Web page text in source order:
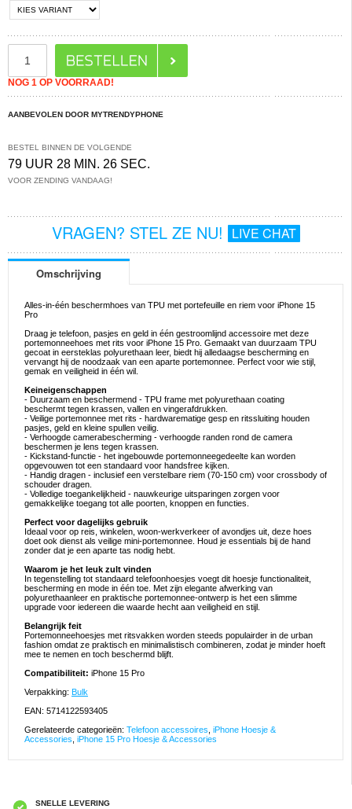
NOG 1 OP VOORRAAD!
AANBEVOLEN DOOR MYTRENDYPHONE
BESTEL BINNEN DE VOLGENDE
79 UUR 28 MIN. 26 SEC.
VOOR ZENDING VANDAAG!
VRAGEN? STEL ZE NU! LIVE CHAT
Omschrijving
Alles-in-één beschermhoes van TPU met portefeuille en riem voor iPhone 15
Pro
Draag je telefoon, pasjes en geld in één gestroomlijnd accessoire met deze
portemonneehoes met rits voor iPhone 15 Pro. Gemaakt van duurzaam TPU
gecoat in eersteklas polyurethaan leer, biedt hij alledaagse bescherming en
vervangt hij de noodzaak van een aparte portemonnee. Perfect voor wie stijl,
gemak en veiligheid in één wil.
Keineigenschappen
- Duurzaam en beschermend - TPU frame met polyurethaan coating
beschermt tegen krassen, vallen en vingerafdrukken.
- Veilige portemonnee met rits - hardwarematige gesp en ritssluiting houden
pasjes, geld en kleine spullen veilig.
- Verhoogde camerabescherming - verhoogde randen rond de camera
beschermen je lens tegen krassen.
- Kickstand-functie - het ingebouwde portemonneegedeelte kan worden
opgevouwen tot een standaard voor handsfree kijken.
- Handig dragen - inclusief een verstelbare riem (70-150 cm) voor crossbody of
schouder dragen.
- Volledige toegankelijkheid - nauwkeurige uitsparingen zorgen voor
gemakkelijke toegang tot alle poorten, knoppen en functies.
Perfect voor dagelijks gebruik
Ideaal voor op reis, winkelen, woon-werkverkeer of avondjes uit, deze hoes
doet ook dienst als veilige mini-portemonnee. Houd je essentials bij de hand
zonder dat je een aparte tas nodig hebt.
Waarom je het leuk zult vinden
In tegenstelling tot standaard telefoonhoesjes voegt dit hoesje functionaliteit,
bescherming en mode in één toe. Met zijn elegante afwerking van
polyurethaanleer en praktische portemonnee-ontwerp is het een slimme
upgrade voor iedereen die waarde hecht aan veiligheid en stijl.
Belangrijk feit
Portemonneehoesjes met ritsvakken worden steeds populairder in de urban
fashion omdat ze praktisch en minimalistisch combineren, zodat je minder hoeft
mee te nemen en toch beschermd blijft.
Compatibiliteit: iPhone 15 Pro
Verpakking: Bulk
EAN: 5714122593405
Gerelateerde categorieën: Telefoon accessoires iPhone Hoesje &
Accessories iPhone 15 Pro Hoesje & Accessories
SNELLE LEVERING